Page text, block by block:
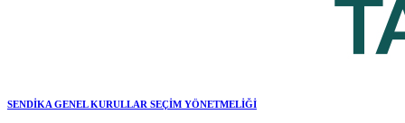
SENDİKA GENEL KURULLAR SEÇİM YÖNETMELİĞİ